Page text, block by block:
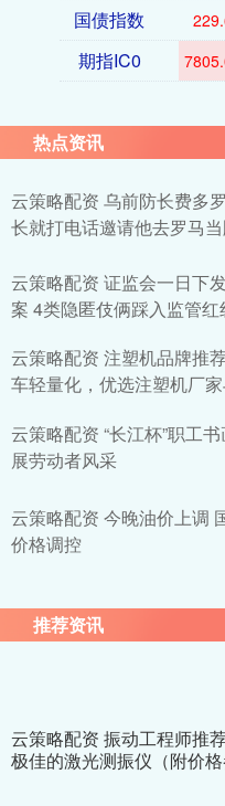
国债指数
期指IC0
热点资讯
云策略配资 乌前防长费多
长就打电话邀请他去罗马
云策略配资 证监会一日下
案 4类隐匿伎俩踩入监管红
云策略配资 注塑机品牌推
车轻量化，优选注塑机厂
云策略配资 “长江杯”职工
展劳动者风采
云策略配资 今晚油价上调
价格调控
推荐资讯
云策略配资 振动工程师推
极佳的激光测振仪（附价格